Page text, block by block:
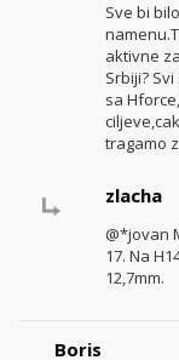
Sve bi
aktivne
Srbiji?
sa
tragamo
zlacha
@*jovan
17. Na
12,7mm.
Boris